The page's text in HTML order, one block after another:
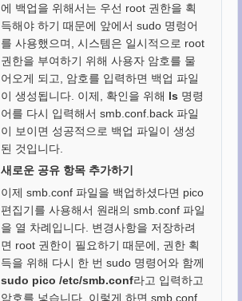
에 백업을 위해서는 우선 root 권한을 획
득해야 하기 때문에 앞에서 sudo 명렁어
를 사용했으며, 시스템은 일시적으로 root
권한을 부여하기 위해 사용자 암호를 물
어오게 되고, 암호를 입력하면 백업 파일
이 생성됩니다. 이제, 확인을 위해 ls 명령
어를 다시 입력해서 smb.conf.back 파일
이 보이면 성공적으로 백업 파일이 생성
된 것입니다.
새로운 공유 항목 추가하기
이제 smb.conf 파일을 백업하셨다면 pico
편집기를 사용해서 원래의 smb.conf 파일
을 열 차례입니다. 변경사항을 저장하려
면 root 권한이 필요하기 때문에, 권한 획
득을 위해 다시 한 번 sudo 명령어와 함께
sudo pico /etc/smb.conf라고 입력하고
암호를 넣습니다. 이렇게 하면 smb.conf